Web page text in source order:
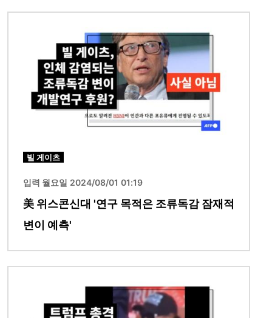
빌 게이츠
입력 월요일 2024/08/01 01:19
美 위스콘신대 '연구 목적은 조류독감 잠재적
변이 예측'